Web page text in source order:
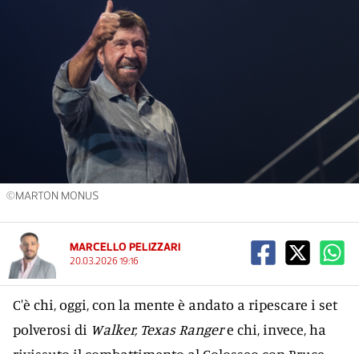
©MARTON MONUS
MARCELLO PELIZZARI
20.03.2026 19:16
C'è chi, oggi, con la mente è andato a ripescare i set
polverosi di Walker, Texas Rangere chi, invece, ha